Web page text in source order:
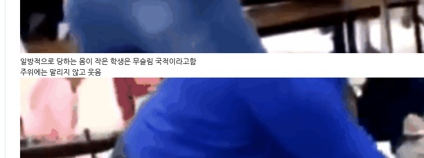
일방적으로 당하는 몸이 작은 학생은 무슬림 국적이라고함
주위에는 말리지 않고 웃음